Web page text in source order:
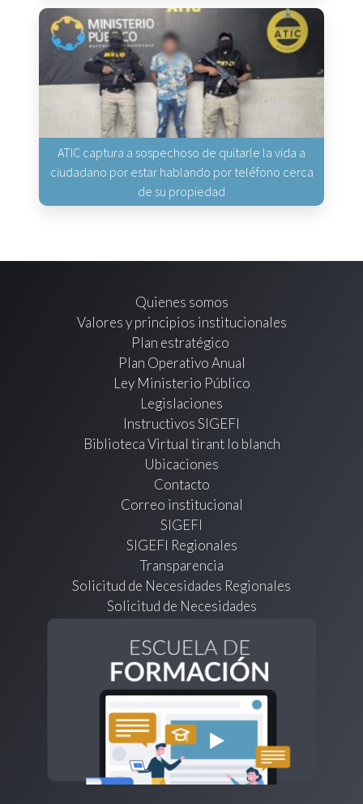
ATIC captura a sospechoso de quitarle la vida a
ciudadano por estar hablando por teléfono cerca
de su propiedad
Quienes somos
Valores y principios institucionales
Plan estratégico
Plan Operativo Anual
Ley Ministerio Público
Legislaciones
Instructivos SIGEFI
Biblioteca Virtual tirant lo blanch
Ubicaciones
Contacto
Correo institucional
SIGEFI
SIGEFI Regionales
Transparencia
Solicitud de Necesidades Regionales
Solicitud de Necesidades